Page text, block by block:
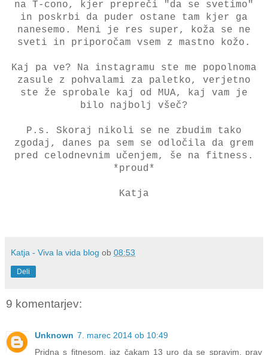
na T-cono, kjer prepreči "da se svetimo"
in poskrbi da puder ostane tam kjer ga
nanesemo. Meni je res super, koža se ne
sveti in priporočam vsem z mastno kožo.
Kaj pa ve? Na instagramu ste me popolnoma
zasule z pohvalami za paletko, verjetno
ste že sprobale kaj od MUA, kaj vam je
bilo najbolj všeč?
P.s. Skoraj nikoli se ne zbudim tako
zgodaj, danes pa sem se odločila da grem
pred celodnevnim učenjem, še na fitness.
*proud*
Katja
Katja - Viva la vida blog ob 08:53
Deli
9 komentarjev:
Unknown 7. marec 2014 ob 10:49
Pridna s fitnesom, jaz čakam 13 uro da se spravim, prav